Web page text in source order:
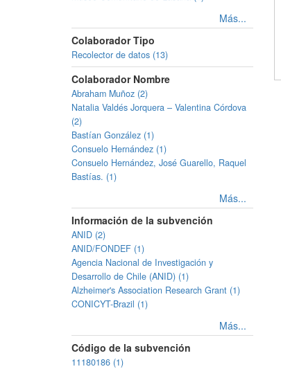
Más...
Colaborador Tipo
Recolector de datos (13)
Colaborador Nombre
Abraham Muñoz (2)
Natalia Valdés Jorquera – Valentina Córdova
(2)
Bastían González (1)
Consuelo Hernández (1)
Consuelo Hernández, José Guarello, Raquel
Bastías. (1)
Más...
Información de la subvención
ANID (2)
ANID/FONDEF (1)
Agencia Nacional de Investigación y
Desarrollo de Chile (ANID) (1)
Alzheimer's Association Research Grant (1)
CONICYT-Brazil (1)
Más...
Código de la subvención
11180186 (1)